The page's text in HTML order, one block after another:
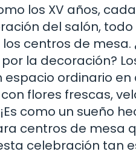
los XV años,
del salón,
centros de mesa.
la decoración?
ordinario en
flores frescas,
como un sueño
centros de mesa
celebración tan